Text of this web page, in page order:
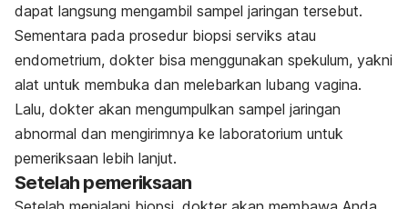
dapat langsung mengambil sampel jaringan tersebut.
Sementara pada prosedur biopsi serviks atau
endometrium, dokter bisa menggunakan spekulum, yakni
alat untuk membuka dan melebarkan lubang vagina.
Lalu, dokter akan mengumpulkan sampel jaringan
abnormal dan mengirimnya ke laboratorium untuk
pemeriksaan lebih lanjut.
Setelah pemeriksaan